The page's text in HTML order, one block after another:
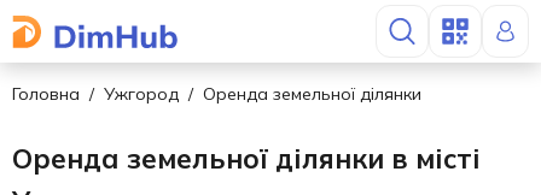
Головна Ужгород Оренда земельної ділянки
Оренда земельної ділянки в місті